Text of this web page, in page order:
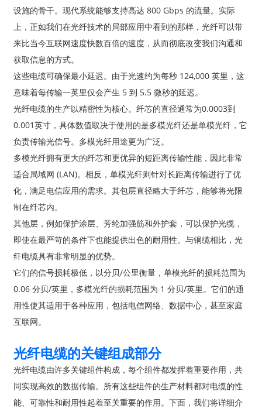
设施的骨干。现代系统能够支持高达 800 Gbps 的流量。实际
上，正如我们在光纤技术的局部应用中看到的那样，光纤可以带
来比当今互联网速度快数百倍的速度，从而彻底改变我们沟通和
获取信息的方式。
这些电缆可确保最小延迟。由于光速约为每秒 124,000 英里，这
意味着每传输一英里仅会产生 5 到 5.5 微秒的延迟。
光纤电缆的生产以精密性为核心。纤芯的直径通常为0.0003到
0.001英寸，具体数值取决于使用的是多模光纤还是单模光纤，它
负责传输光信号。多模光纤用途更为广泛。
多模光纤拥有更大的纤芯和更优异的短距离传输性能，因此非常
适合局域网 (LAN)。相反，单模光纤则针对长距离传输进行了优
化，满足电信应用的需求。其包层直径略大于纤芯，能够将光限
制在纤芯内。
其他层，例如保护涂层、芳纶加强筋和外护套，可以保护光缆，
即使在最严苛的条件下也能提供出色的耐用性。与铜缆相比，光
纤电缆具有非常明显的优势。
它们的信号损耗极低，以分贝/公里衡量，单模光纤的损耗范围为
0.06 分贝/英里，多模光纤的损耗范围为 1 分贝/英里。它们的通
用性使其适用于各种应用，包括电信网络、数据中心，甚至家庭
互联网。
光纤电缆的关键组成部分
光纤电缆由许多关键组件构成，每个组件都发挥着重要作用，共
同实现高效的数据传输。所有这些组件的生产材料都对电缆的性
能、可靠性和耐用性起着至关重要的作用。下面，我们将详细介